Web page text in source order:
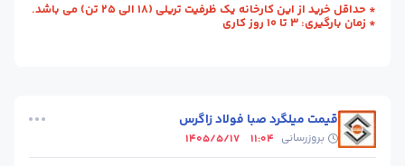
وزن شاخه (kg) :
7.50
* حداقل خرید از این کارخانه یک ظرفیت تریلی (18 الی 25 تن) می باشد.
* زمان بارگیری: 3 تا 10 روز کاری
قیمت میلگرد صبا فولاد زاگرس
بروزرسانی 11:04
1405/5/17